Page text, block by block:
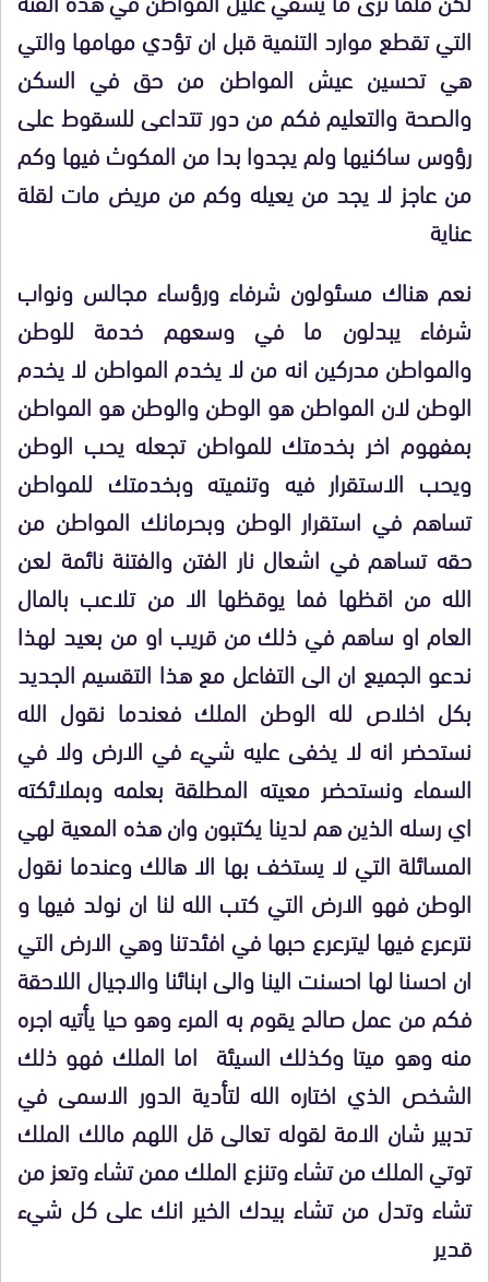
التي تقطع موارد التنمية قبل ان تؤدي مهامها والتي
هي تحسين عيش المواطن من حق في السكن
والصحة والتعليم فكم من دور تتداعى للسقوط على
رؤوس ساكنيها ولم يجدوا بدا من المكوث فيها وكم
من عاجز لا يجد من يعيله وكم من مريض مات لقلة
عناية
نعم هناك مسئولون شرفاء ورؤساء مجالس ونواب
شرفاء يبدلون ما في وسعهم خدمة للوطن
والمواطن مدركين انه من لا يخدم المواطن لا يخدم
الوطن لان المواطن هو الوطن والوطن هو المواطن
بمفهوم اخر بخدمتك للمواطن تجعله يحب الوطن
ويحب الاستقرار فيه وتنميته وبخدمتك للمواطن
تساهم في استقرار الوطن وبحرمانك المواطن من
حقه تساهم في اشعال نار الفتن والفتنة نائمة لعن
الله من اقظها فما يوقظها الا من تلاعب بالمال
العام او ساهم في ذلك من قريب او من بعيد لهذا
ندعو الجميع ان الى التفاعل مع هذا التقسيم الجديد
بكل اخلاص لله الوطن الملك فعندما نقول الله
نستحضر انه لا يخفى عليه شيء في الارض ولا في
السماء ونستحضر معيته المطلقة بعلمه وبملائكته
اي رسله الذين هم لدينا يكتبون وان هذه المعية لهي
المسائلة التي لا يستخف بها الا هالك وعندما نقول
الوطن فهو الارض التي كتب الله لنا ان نولد فيها و
نترعرع فيها ليترعرع حبها في افئدتنا وهي الارض التي
ان احسنا لها احسنت الينا والى ابنائنا والاجيال اللاحقة
فكم من عمل صالح يقوم به المرء وهو حيا يأتيه اجره
منه وهو ميتا وكذلك السيئة اما الملك فهو ذلك
الشخص الذي اختاره الله لتأدية الدور الاسمى في
تدبير شان الامة لقوله تعالى قل اللهم مالك الملك
توتي الملك من تشاء وتنزع الملك ممن تشاء وتعز من
تشاء وتدل من تشاء بيدك الخير انك على كل شيء
قدير